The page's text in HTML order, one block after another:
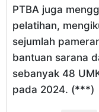
PTBA juga
pelatihan,
sejumlah
bantuan sarana
sebanyak 48
pada 2024. (***)